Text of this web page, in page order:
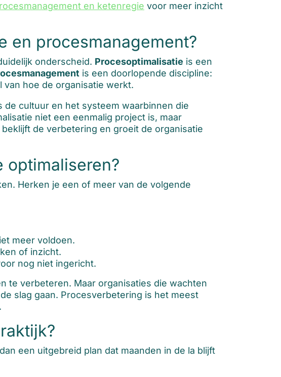
en ketenregie voor meer inzicht
en procesmanagement?
onderscheid. Procesoptimalisatie is een
is een doorlopende discipline:
hoe de organisatie werkt.
cultuur en het systeem waarbinnen die
niet een eenmalig project is, maar
beklijft de verbetering en groeit de organisatie
optimaliseren?
Herken je een of meer van de volgende
meer voldoen.
of inzicht.
nog niet ingericht.
te verbeteren. Maar organisaties die wachten
slag gaan. Procesverbetering is het meest
een uitgebreid plan dat maanden in de la blijft